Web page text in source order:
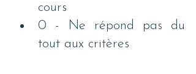
cours
0 - Ne répond pas du
tout aux critères